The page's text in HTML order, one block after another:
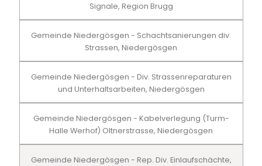
Signale, Region Brugg
Gemeinde Niedergösgen - Schachtsanierungen div.
Strassen, Niedergösgen
Gemeinde Niedergösgen - Div. Strassenreparaturen
und Unterhaltsarbeiten, Niedergösgen
Gemeinde Niedergösgen - Kabelverlegung (Turm-
Halle Werhof) Oltnerstrasse, Niedergösgen
Gemeinde Niedergösgen - Rep. Div. Einlaufschächte,